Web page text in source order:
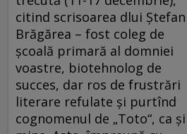
citind scrisoarea dlui Ştefan
Brăgărea – fost coleg de
şcoală primară al domniei
voastre, biotehnolog de
succes, dar ros de frustrări
literare refulate şi purtînd
cognomenul de „Toto“, ca şi